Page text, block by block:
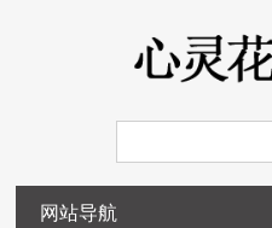
网站导航